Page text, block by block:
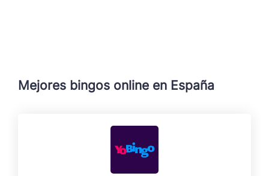
Mejores bingos online en España